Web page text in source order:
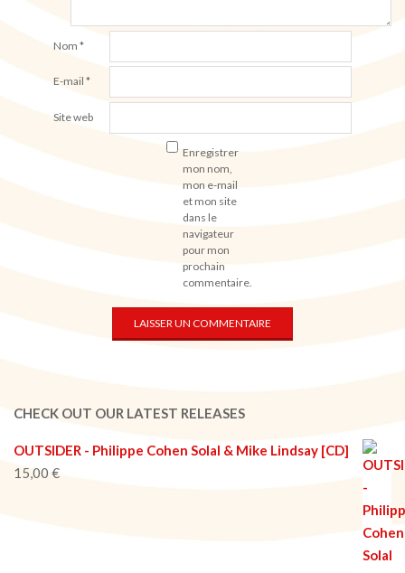
Nom *
E-mail *
Site web
Enregistrer
mon nom,
mon e-mail
et mon site
dans le
navigateur
pour mon
prochain
commentaire.
CHECK OUT OUR LATEST RELEASES
OUTSIDER - Philippe Cohen Solal & Mike Lindsay [CD]
15,00€